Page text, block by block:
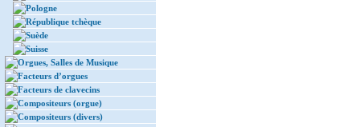
Pologne
République tchèque
Suède
Suisse
Orgues, Salles de Musique
Facteurs d’orgues
Facteurs de clavecins
Compositeurs (orgue)
Compositeurs (divers)